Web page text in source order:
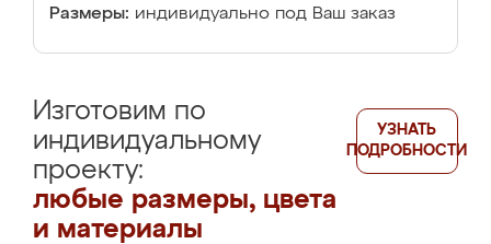
Размеры: индивидуально под Ваш заказ
Изготовим по
индивидуальному
проекту:
любые размеры, цвета
и материалы
УЗНАТЬ
ПОДРОБНОСТИ